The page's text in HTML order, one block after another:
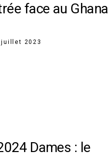
face au Ghana
juillet 2023
Dames : le